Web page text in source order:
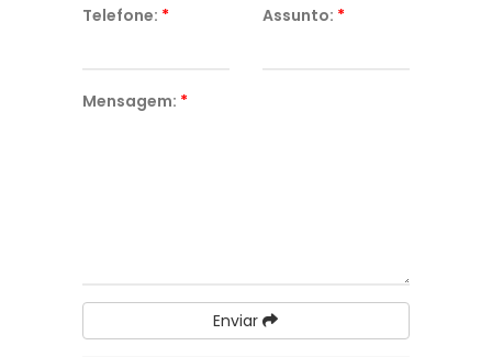
Telefone: * Assunto: *
Mensagem: *
Enviar